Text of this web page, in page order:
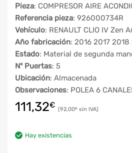
Pieza: COMPRESOR AIRE
Referencia pieza: 926000734R
Vehículo: RENAULT CLIO IV Zen
Año fabricación: 2016 2017
Estado: Material de segunda
Nº Puertas: 5
Ubicación: Almacenada
Observaciones: POLEA 6
111,32€ 92,00€
Hay existencias